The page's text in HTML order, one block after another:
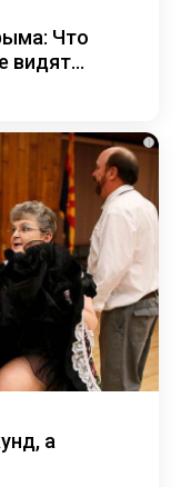
Что
видят...
i
а